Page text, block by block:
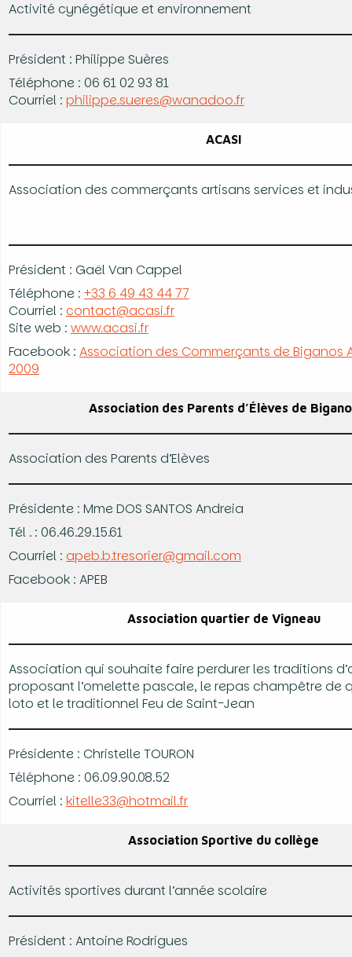
Activité cynégétique et environnement
Président : Philippe Suères
Téléphone : 06 61 02 93 81
Courriel : philippe.sueres@wanadoo.fr
ACASI
Association des commerçants artisans services et
Président : Gaël Van Cappel
Téléphone : +33 6 49 43 44 77
Courriel : contact@acasi.fr
Site web : www.acasi.fr
Facebook : Association des Commerçants de Biganos
2009
Association des Parents d’Élèves de
Association des Parents d’Elèves
Présidente : Mme DOS SANTOS Andreia
Tél . : 06.46.29.15.61
Courriel : apeb.b.tresorier@gmail.com
Facebook : APEB
Association quartier de Vigneau
Association qui souhaite faire perdurer les traditions
proposant l’omelette pascale, le repas champêtre de
loto et le traditionnel Feu de Saint-Jean
Présidente : Christelle TOURON
Téléphone : 06.09.90.08.52
Courriel : kitelle33@hotmail.fr
Association Sportive du collège
Activités sportives durant l’année scolaire
Président : Antoine Rodrigues